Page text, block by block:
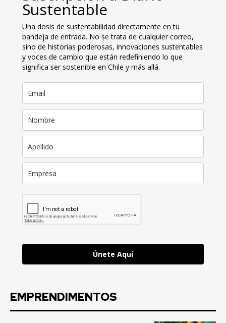
Sustentable
Una dosis de sustentabilidad directamente en tu
bandeja de entrada. No se trata de cualquier correo,
sino de historias poderosas, innovaciones sustentables
y voces de cambio que están redefiniendo lo que
significa ser sostenible en Chile y más allá.
Únete Aquí
EMPRENDIMENTOS